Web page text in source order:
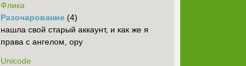
Флика
Разочарование (4)
нашла свой старый аккаунт, и как же я
права с ангелом, ору
Unicode